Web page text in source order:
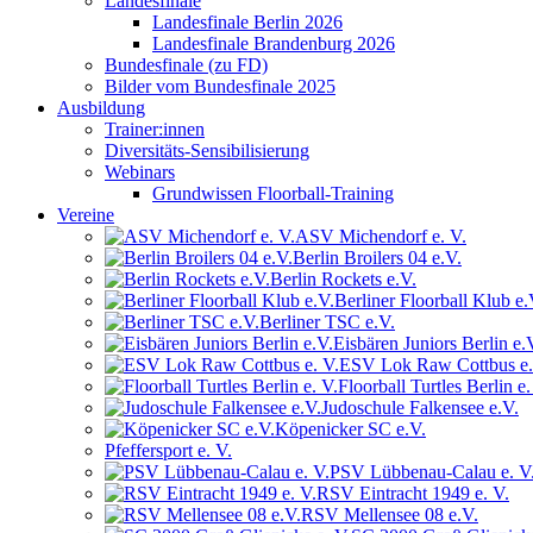
Landesfinale Berlin 2026
Landesfinale Brandenburg 2026
Bundesfinale (zu FD)
Bilder vom Bundesfinale 2025
Ausbildung
Trainer:innen
Diversitäts-Sensibilisierung
Webinars
Grundwissen Floorball-Training
Vereine
ASV Michendorf e. V.
Berlin Broilers 04 e.V.
Berlin Rockets e.V.
Berliner Floorball Klub
Berliner TSC e.V.
Eisbären Juniors Berlin
ESV Lok Raw Cottbus
Floorball Turtles Berlin
Judoschule Falkensee e.V.
Köpenicker SC e.V.
Pfeffersport e. V.
PSV Lübbenau-Calau e. V.
RSV Eintracht 1949 e. V.
RSV Mellensee 08 e.V.